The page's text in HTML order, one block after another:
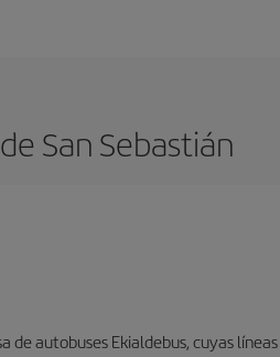
San Sebastián
autobuses Ekialdebus, cuyas